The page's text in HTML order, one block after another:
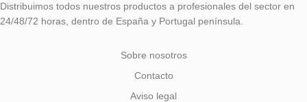
Distribuimos todos nuestros productos a profesionales del sector en
24/48/72 horas, dentro de España y Portugal península.
Sobre nosotros
Contacto
Aviso legal